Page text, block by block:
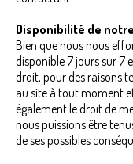
Disponibilité de
Bien que nous nous
disponible 7 jours sur 7
droit, pour des raisons
au site à tout moment
également le droit de
nous puissions être
de ses possibles